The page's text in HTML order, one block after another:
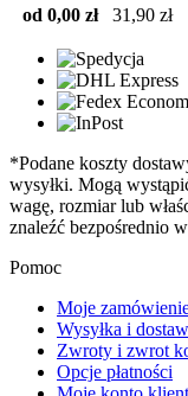
od 0,00 zł
31,90 zł
*Podane koszty
wysyłki. Mogą
wagę, rozmiar lub
znaleźć bezpośrednio
Pomoc
Moje
Wysyłka i
Zwroty i zwrot
Opcje płatności